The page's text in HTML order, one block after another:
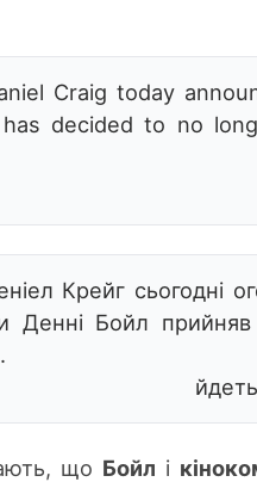
Craig today
decided to no
Крейг сьогодні
Денні Бойл прийняв
що Бойл і